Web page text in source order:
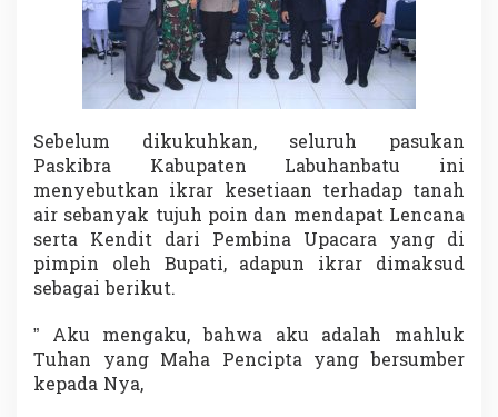
Sebelum dikukuhkan, seluruh pasukan
Paskibra Kabupaten Labuhanbatu ini
menyebutkan ikrar kesetiaan terhadap tanah
air sebanyak tujuh poin dan mendapat Lencana
serta Kendit dari Pembina Upacara yang di
pimpin oleh Bupati, adapun ikrar dimaksud
sebagai berikut.
” Aku mengaku, bahwa aku adalah mahluk
Tuhan yang Maha Pencipta yang bersumber
kepada Nya,